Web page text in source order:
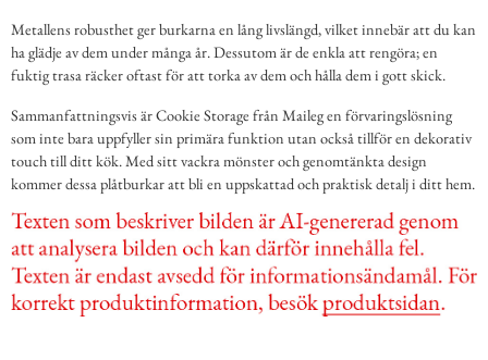
Metallens robusthet ger burkarna en lång livslängd, vilket innebär att du kan
ha glädje av dem under många år. Dessutom är de enkla att rengöra; en
fuktig trasa räcker oftast för att torka av dem och hålla dem i gott skick.
Sammanfattningsvis är Cookie Storage från Maileg en förvaringslösning
som inte bara uppfyller sin primära funktion utan också tillför en dekorativ
touch till ditt kök. Med sitt vackra mönster och genomtänkta design
kommer dessa plåtburkar att bli en uppskattad och praktisk detalj i ditt hem.